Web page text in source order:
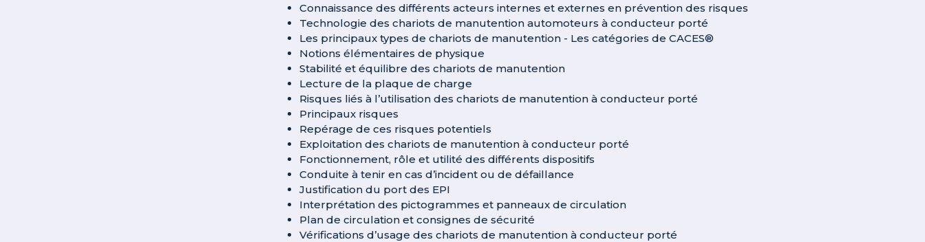
Connaissance des différents acteurs internes et externes en prévention des risques
Technologie des chariots de manutention automoteurs à conducteur porté
Les principaux types de chariots de manutention - Les catégories de CACES®
Notions élémentaires de physique
Stabilité et équilibre des chariots de manutention
Lecture de la plaque de charge
Risques liés à l’utilisation des chariots de manutention à conducteur porté
Principaux risques
Repérage de ces risques potentiels
Exploitation des chariots de manutention à conducteur porté
Fonctionnement, rôle et utilité des différents dispositifs
Conduite à tenir en cas d’incident ou de défaillance
Justification du port des EPI
Interprétation des pictogrammes et panneaux de circulation
Plan de circulation et consignes de sécurité
Vérifications d’usage des chariots de manutention à conducteur porté